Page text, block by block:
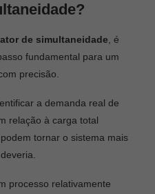
de simultaneidade , é
fundamental para um
precisão.
a demanda real de
relação à carga total
tornar o sistema mais
processo relativamente